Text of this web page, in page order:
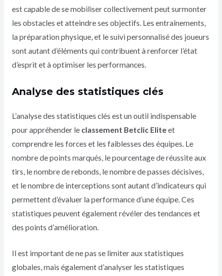
est capable de se mobiliser collectivement peut surmonter
les obstacles et atteindre ses objectifs. Les entraînements,
la préparation physique, et le suivi personnalisé des joueurs
sont autant d’éléments qui contribuent à renforcer l’état
d’esprit et à optimiser les performances.
Analyse des statistiques clés
L’analyse des statistiques clés est un outil indispensable
pour appréhender le classement Betclic Eliteet
comprendre les forces et les faiblesses des équipes. Le
nombre de points marqués, le pourcentage de réussite aux
tirs, le nombre de rebonds, le nombre de passes décisives,
et le nombre de interceptions sont autant d’indicateurs qui
permettent d’évaluer la performance d’une équipe. Ces
statistiques peuvent également révéler des tendances et
des points d’amélioration.
Il est important de ne pas se limiter aux statistiques
globales, mais également d’analyser les statistiques